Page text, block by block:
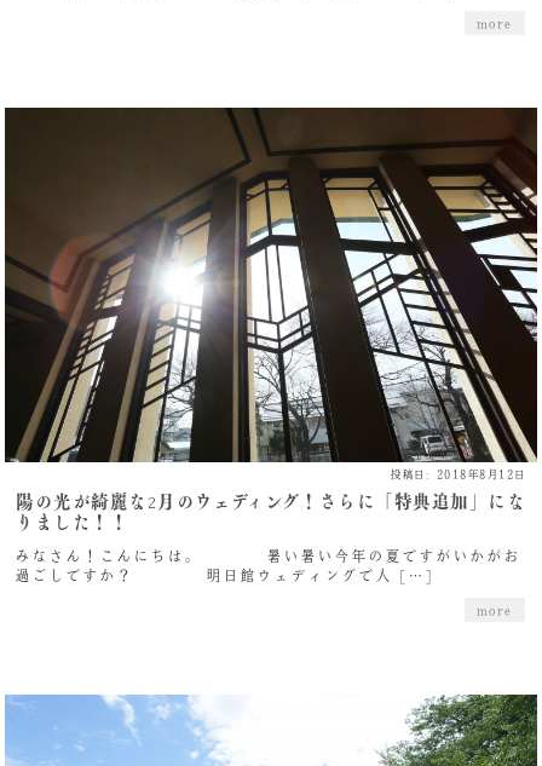
more
投稿日: 2018年8月12日
陽の光が綺麗な2月のウェディング！さらに「特典追加」にな
りました！！
みなさん！こんにちは。 暑い暑い今年の夏ですがいかがお
過ごしですか？ 明日館ウェディングで人 […]
more